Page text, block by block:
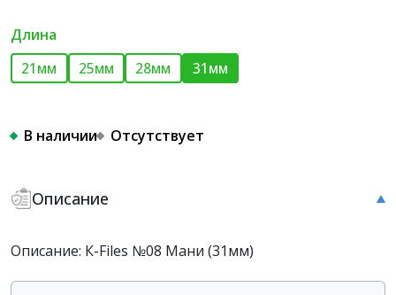
Длина
21мм 25мм 28мм 31мм
В наличии Отсутствует
Описание
Описание: К-Files №08 Мани (31мм)